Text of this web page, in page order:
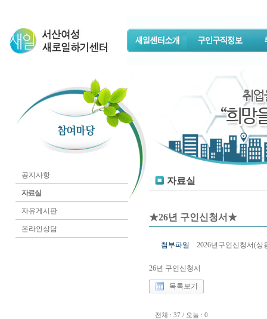
공지사항
자료실
자유게시판
온라인상담
자료실
★26년 구인신청서★
첨부파일 2026년구인신청서(상
26년 구인신청서
목록보기
전체 : 37 / 오늘 : 0